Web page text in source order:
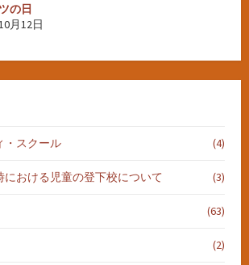
の日
月12日
・スクール (4)
における児童の登下校について (3)
(63)
(2)